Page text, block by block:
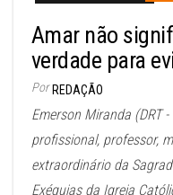
Amar não
verdade para
Por REDAÇÃO
Emerson Miranda (DRT
profissional, professor,
extraordinário da
Exéquias da Igreja